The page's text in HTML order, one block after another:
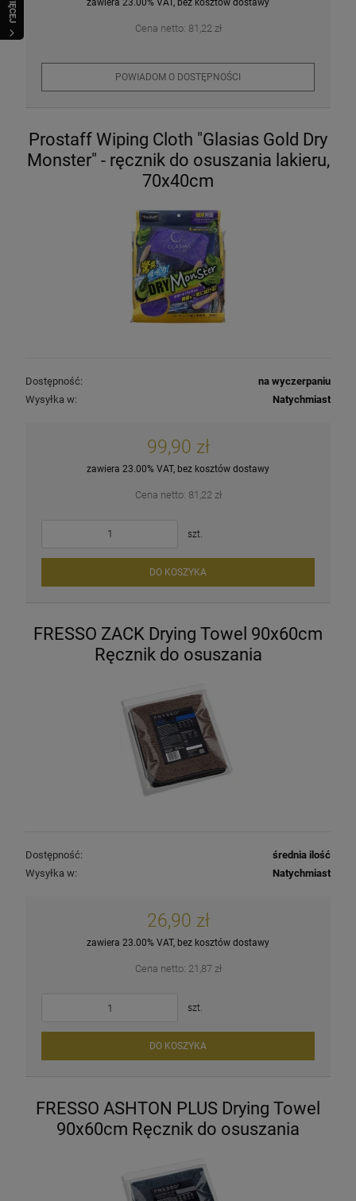
WIĘCEJ zawiera 23.00% VAT, bez kosztów dostawy
Cena netto: 81,22 zł
POWIADOM O DOSTĘPNOŚCI
Prostaff Wiping Cloth "Glasias Gold Dry
Monster" - ręcznik do osuszania lakieru,
70x40cm
Dostępność:
na wyczerpaniu
Wysyłka w:
Natychmiast
99,90 zł
zawiera 23.00% VAT, bez kosztów dostawy
Cena netto: 81,22 zł
szt.
DO KOSZYKA
FRESSO ZACK Drying Towel 90x60cm
Ręcznik do osuszania
Dostępność:
średnia ilość
Wysyłka w:
Natychmiast
26,90 zł
zawiera 23.00% VAT, bez kosztów dostawy
Cena netto: 21,87 zł
szt.
DO KOSZYKA
FRESSO ASHTON PLUS Drying Towel
90x60cm Ręcznik do osuszania